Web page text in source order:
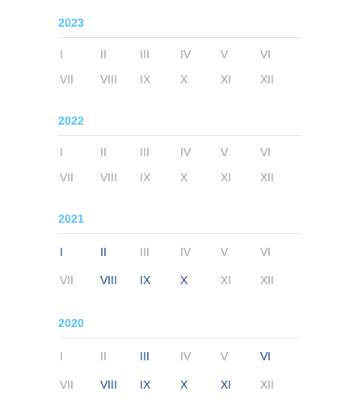
2023
I II III IV V
VI
VII
VIII IX X XI XII
2022
I II III IV V
VI
VII
VIII IX X XI XII
2021
I II III IV V VI
VII VIII IX X XI XII
2020
I II III IV V VI
VII VIII IX X XI XII